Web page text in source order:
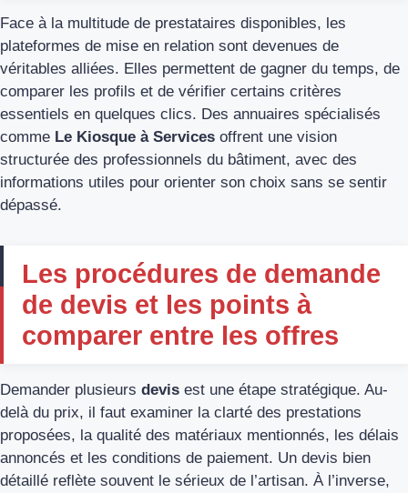
Face à la multitude de prestataires disponibles, les
plateformes de mise en relation sont devenues de
véritables alliées. Elles permettent de gagner du temps, de
comparer les profils et de vérifier certains critères
essentiels en quelques clics. Des annuaires spécialisés
comme Le Kiosque à Services offrent une vision
structurée des professionnels du bâtiment, avec des
informations utiles pour orienter son choix sans se sentir
dépassé.
Les procédures de demande
de devis et les points à
comparer entre les offres
Demander plusieurs devis est une étape stratégique. Au-
delà du prix, il faut examiner la clarté des prestations
proposées, la qualité des matériaux mentionnés, les délais
annoncés et les conditions de paiement. Un devis bien
détaillé reflète souvent le sérieux de l’artisan. À l’inverse,